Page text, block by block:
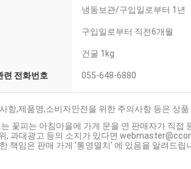
냉동보관/구입일로부터 1년
구입일로부터 직전6개월
건굴 1kg
련 전화번호 055-648-6880
항,제품명,소비자안전을 위한 주의사항 등은 상
꽃피는 아침마을에 가게 문을 연 판매자가 직접
, 과대광고 등의 소지가 있다면
책임은 판매 가게 '통영멸치' 에 있음을 알려드립